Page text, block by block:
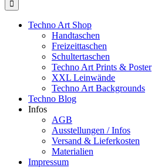
Techno Art Shop
Handtaschen
Freizeittaschen
Schultertaschen
Techno Art Prints & Poster
XXL Leinwände
Techno Art Backgrounds
Techno Blog
Infos
AGB
Ausstellungen / Infos
Versand & Lieferkosten
Materialien
Impressum